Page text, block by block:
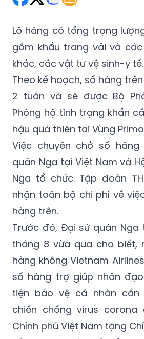
Lô hàng có tổng trọng
khác, các vật tư vệ sinh-y
Theo kế hoạch, số hàng
2 tuần và sẽ được Bộ
Phòng hộ tình trạng khẩn
hậu quả thiên tai Vùng
Việc chuyên chở số
quán Nga tại Việt Nam và
Nga tổ chức. Tập đoàn
nhận toàn bộ chi phí về
hàng trên.
Trước đó, Đại sứ quán Nga
tháng 8 vừa qua cho biết,
hàng không Vietnam
số hàng trợ giúp nhân
tiện bảo vệ cá nhân cần
chiến chống virus corona
Chính phủ Việt Nam tặng
Vẫn theo tuyên bố của
trong số các lô hàng